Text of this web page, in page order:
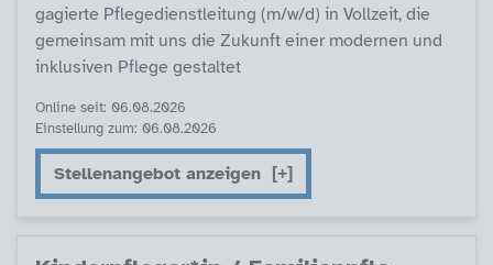
ga­gier­te Pf­le­ge­di­enst­lei­tung (m/w/d) in Voll­zeit, die
ge­mein­sam mit uns die Zu­kunft ei­ner mo­der­nen und
in­k­lu­si­ven Pf­le­ge ge­stal­tet
Online seit: 06.08.2026
Einstellung zum: 06.08.2026
Stellenangebot anzeigen